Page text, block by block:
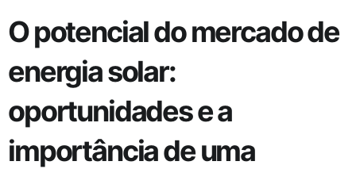
O potencial do mercado de
energia solar:
oportunidades e a
importância de uma